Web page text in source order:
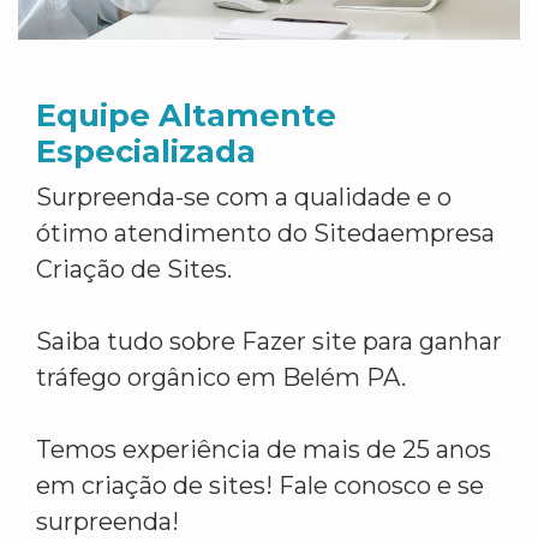
Equipe Altamente
Especializada
Surpreenda-se com a qualidade e o
ótimo atendimento do Sitedaempresa
Criação de Sites.
Saiba tudo sobre Fazer site para ganhar
tráfego orgânico em Belém PA.
Temos experiência de mais de 25 anos
em criação de sites! Fale conosco e se
surpreenda!